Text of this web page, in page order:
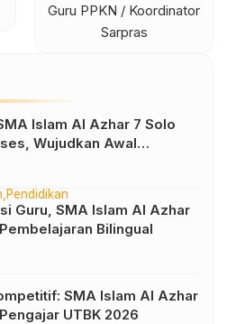
Guru PPKN / Koordinator
Sarpras
Islam Al Azhar 7 Solo
Wujudkan Awal
yang Berkarakter
Pendidikan
Guru, SMA Islam Al Azhar
Bilingual
SMA Islam Al Azhar
UTBK 2026